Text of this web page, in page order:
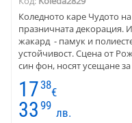
Коледното каре Чудото
празничната декорация.
жакард - памук и
устойчивост. Сцена от
син фон, носят усещане
Подходящо е за холна
дом, църковни празници
атмосфера. Размерът
декорация, така и като
17 38
€
33 99
лв.